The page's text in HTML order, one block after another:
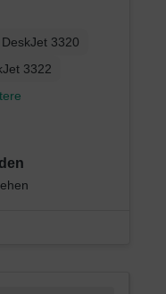
DeskJet 3320
3322